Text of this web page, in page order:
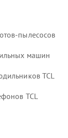
пылесосов
машин
TCL
TCL